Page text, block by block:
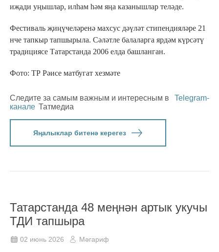
иҗади уңышлар, илһам һәм яңа казанышлар теләде.
Фестиваль җиңүчеләренә махсус дәүләт стипендияләре 21
нче тапкыр тапшырыла. Сәләтле балаларга ярдәм күрсәтү
традициясе Татарстанда 2006 елда башланган.
Фото: ТР Рәисе матбугат хезмәте
Следите за самым важным и интересным в
Telegram-
канале Татмедиа
Яңалыклар битенә керегез
Татарстанда 48 меңнән артык укучы
ТДИ тапшыра
02 июнь 2026 Мәгариф